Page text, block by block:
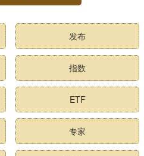
发布
指数
ETF
专家